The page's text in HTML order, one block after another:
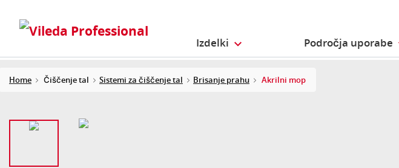
Izdelki Področja uporabe
Home Čiščenje tal Sistemi za čiščenje tal Brisanje prahu Akrilni mop